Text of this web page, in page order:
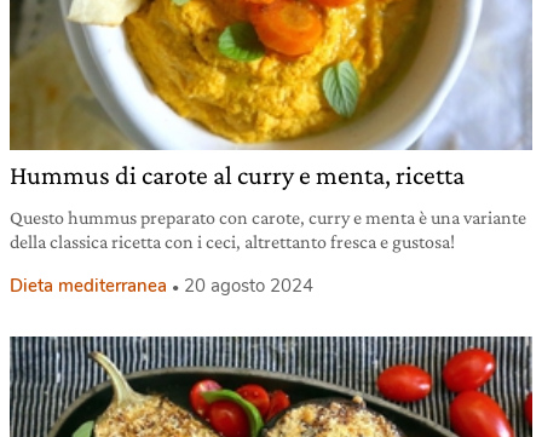
Hummus di carote al curry e menta, ricetta
Questo hummus preparato con carote, curry e menta è una variante
della classica ricetta con i ceci, altrettanto fresca e gustosa!
Dieta mediterranea 20 agosto 2024